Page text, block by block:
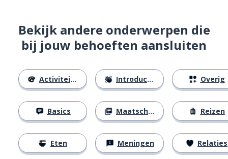
Bekijk andere onderwerpen die
bij jouw behoeften aansluiten
Activiteiten
Basics
Eten
Introducties
Maatschappij
Meningen
Overig
Reizen
Relaties